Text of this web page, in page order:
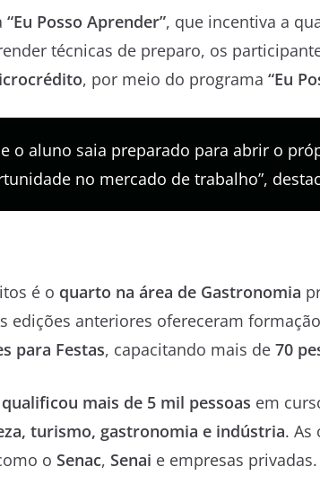
“Eu Posso Aprender”, que incentiva a
técnicas de preparo, os
, por meio do programa “Eu
o aluno saia preparado para abrir o
no mercado de trabalho”,
é o quarto na área de Gastronomia
edições anteriores ofereceram
para Festas, capacitando mais de 70
qualificou mais de 5 mil pessoas em
turismo, gastronomia e indústria. As
o Senac, Senai e empresas privadas.